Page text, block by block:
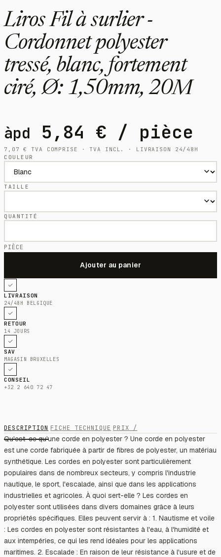
Liros Fil à surlier -
Cordonnet polyester
tressé, blanc, fortement
ciré, Ø: 1,50mm, 20M
àpd 5,84 € / pièce
7,07€
TVA COMPRISE · TVA INCL. · LIVRAISON 24/48H
COULEUR
TAILLE
QUANTITÉ
PIÈCE
LIVRAISON
24/48H BELGIQUE
RETOUR
14 JOURS
SAV
MAGASIN BRUXELLES
CONSEIL
+32 2 640 72 47
DESCRIPTION FICHE TECHNIQUE PRIX /
Qu'est-ce qu'une corde en polyester ? Une corde en polyester
est une corde fabriquée à partir de fibres de polyester, un matériau
synthétique. Les cordes en polyester sont particulièrement
populaires dans de nombreux secteurs, y compris l'industrie
nautique, le sport, l'escalade, ainsi que dans les applications
industrielles et agricoles. À quoi sert-elle ? Les cordes en
polyester sont utilisées dans divers domaines grâce à leurs
propriétés spécifiques. Elles peuvent servir à : 1. Nautisme et voile
: Les cordes en polyester sont résistantes à l'eau, à l'humidité et
aux intempéries, ce qui les rend idéales pour les applications
maritimes. 2. Escalade : En raison de leur résistance à l'usure et de